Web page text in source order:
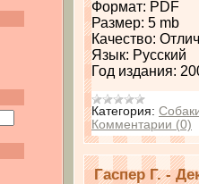
Формат: PDF
Размер: 5 mb
Качество:
Язык: Русский
Год издания:
Категория:
Комментарии (0)
Гаспер Г. -